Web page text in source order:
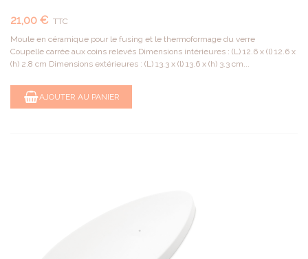
21,00 € TTC
Moule en céramique pour le fusing et le thermoformage du verre
Coupelle carrée aux coins relevés Dimensions intérieures : (L) 12.6 x (l) 12.6 x
(h) 2.8 cm Dimensions extérieures : (L) 13.3 x (l) 13.6 x (h) 3.3 cm...
AJOUTER AU PANIER